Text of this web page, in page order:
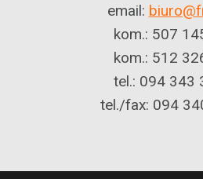
email:
kom.: 507
kom.: 512
tel.: 094 343
tel./fax: 094